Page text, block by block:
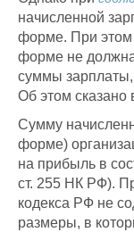
начисленной
форме. При этом
форме не
суммы зарплаты,
Об этом сказано
Сумму
форме)
на прибыль в
ст. 255 НК РФ).
кодекса РФ не
размеры, в